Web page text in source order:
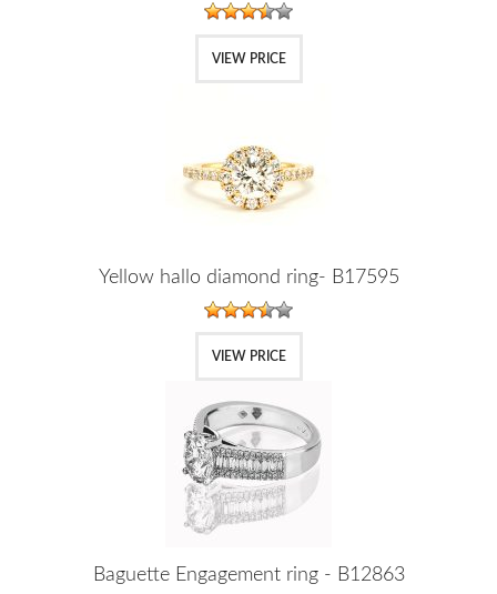
VIEW PRICE
Yellow hallo diamond ring- B17595
VIEW PRICE
Baguette Engagement ring - B12863